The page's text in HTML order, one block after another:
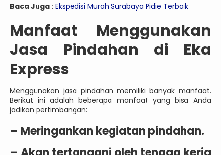
Baca Juga : Ekspedisi Murah Surabaya Pidie Terbaik
Manfaat Menggunakan
Jasa Pindahan di Eka
Express
Menggunakan jasa pindahan memiliki banyak manfaat.
Berikut ini adalah beberapa manfaat yang bisa Anda
jadikan pertimbangan:
– Meringankan kegiatan pindahan.